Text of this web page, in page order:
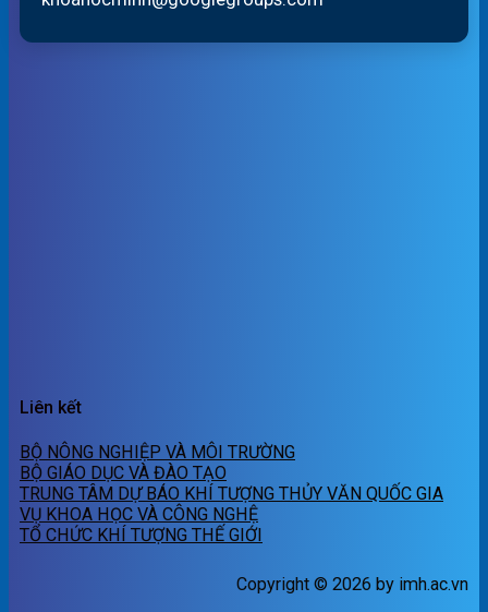
Liên kết
BỘ NÔNG NGHIỆP VÀ MÔI TRƯỜNG
BỘ GIÁO DỤC VÀ ĐÀO TẠO
TRUNG TÂM DỰ BÁO KHÍ TƯỢNG THỦY VĂN QUỐC GIA
VỤ KHOA HỌC VÀ CÔNG NGHỆ
TỔ CHỨC KHÍ TƯỢNG THẾ GIỚI
Copyright © 2026 by imh.ac.vn